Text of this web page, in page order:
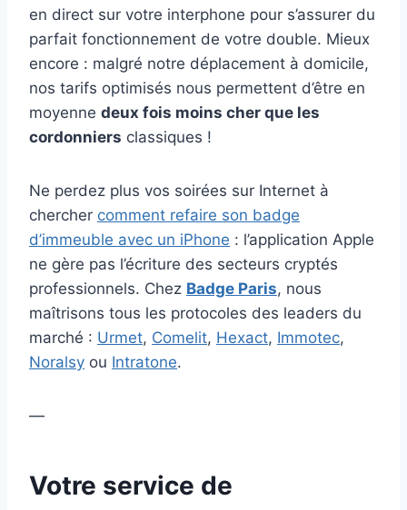
en direct sur votre interphone pour s’assurer du
parfait fonctionnement de votre double. Mieux
encore : malgré notre déplacement à domicile,
nos tarifs optimisés nous permettent d’être en
moyenne deux fois moins cher que les
cordonniers classiques !
Ne perdez plus vos soirées sur Internet à
chercher comment refaire son badge
d’immeuble avec un iPhone : l’application Apple
ne gère pas l’écriture des secteurs cryptés
professionnels. Chez Badge Paris, nous
maîtrisons tous les protocoles des leaders du
marché : Urmet, Comelit, Hexact, Immotec,
Noralsy ou Intratone.
—
Votre service de